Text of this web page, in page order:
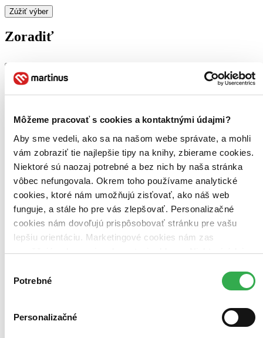
Môžeme pracovať s cookies a kontaktnými údajmi?
Aby sme vedeli, ako sa na našom webe správate, a mohli
vám zobraziť tie najlepšie tipy na knihy, zbierame cookies.
Niektoré sú naozaj potrebné a bez nich by naša stránka
vôbec nefungovala. Okrem toho používame analytické
cookies, ktoré nám umožňujú zisťovať, ako náš web
funguje, a stále ho pre vás zlepšovať. Personalizačné
cookies nám dovoľujú prispôsobovať stránku pre vašu
lepšiu orientáciu. Marketingové cookies nám zas
umožňujú zobrazenie relevantnej reklamy. Niektoré údaje
keby sme mohli používať všetky tieto cookies. Ďakujeme!
súhlasu
Potrebné
Personalizačné
Zúžiť výber
Zoradiť
Najdrahšie
Najlacnejšie
Najvyššia zľava
Použité filtre
Zrušiť filtre
čítané - mierne opotrebované